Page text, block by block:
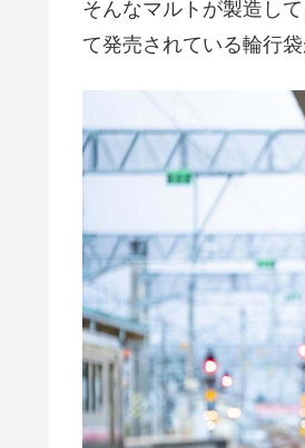
そんなマルトが製造し
て発売されている輪行袋